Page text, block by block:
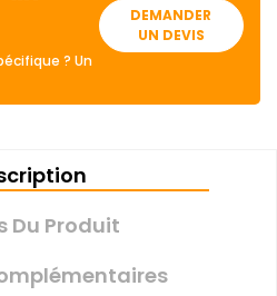
? Un
DEMANDER
UN DEVIS
Du Produit